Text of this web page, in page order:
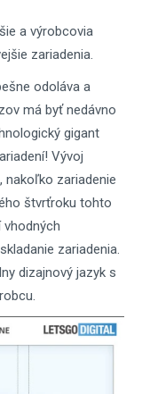
a výrobcovia
zariadenia.
odoláva a
má byť nedávno
gigant
Vývoj
nakoľko zariadenie
štvrťroku tohto
zariadenia.
dizajnový jazyk s